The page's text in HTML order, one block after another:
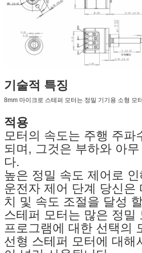
기술적 특징
8mm 마이크로 스테퍼 모터는 정밀 기기용 소형 모
적용
모터의 속도는 주행 주파
되며, 그것은 부하와 아
다.
높은 정밀 속도 제어로
운전자 제어 단계 당신은
치 및 속도 조절을 달성
스테퍼 모터는 많은 정밀
프로그램에 대한 선택의
선형 스테퍼 모터에 대해